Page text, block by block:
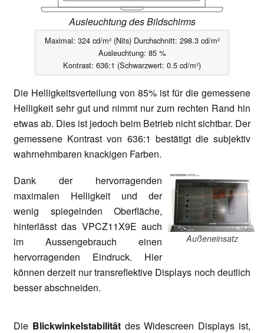
Ausleuchtung des Bildschirms
Maximal: 324 cd/m² (Nits) Durchschnitt: 298.3 cd/m²
Ausleuchtung: 85 %
Kontrast: 636:1 (Schwarzwert: 0.5 cd/m²)
Die Helligkeitsverteilung von 85% ist für die gemessene
Helligkeit sehr gut und nimmt nur zum rechten Rand hin
etwas ab. Dies ist jedoch beim Betrieb nicht sichtbar. Der
gemessene Kontrast von 636:1 bestätigt die subjektiv
wahrnehmbaren knackigen Farben.
Außeneinsatz
Dank der hervorragenden
maximalen Helligkeit und der
wenig spiegelnden Oberfläche,
hinterlässt das VPCZ11X9E auch
im Aussengebrauch einen
hervorragenden Eindruck. Hier
können derzeit nur transreflektive Displays noch deutlich
besser abschneiden.
Die Blickwinkelstabilitätdes Widescreen Displays ist,